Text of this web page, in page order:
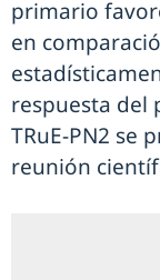
primario
en
respuesta del
TRuE-PN2 se
reunión